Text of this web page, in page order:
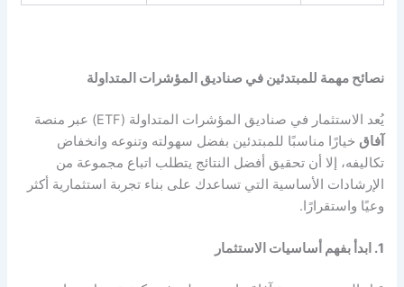
نصائح مهمة للمبتدئين في صناديق المؤشرات المتداولة
يُعد الاستثمار في صناديق المؤشرات المتداولة (ETF) عبر منصة
آفاقخيارًا مناسبًا للمبتدئين بفضل سهولته وتنوعه وانخفاض
تكاليفه، إلا أن تحقيق أفضل النتائج يتطلب اتباع مجموعة من
الإرشادات الأساسية التي تساعدك على بناء تجربة استثمارية أكثر
وعيًا واستقرارًا.
1. ابدأ بفهم أساسيات الاستثمار